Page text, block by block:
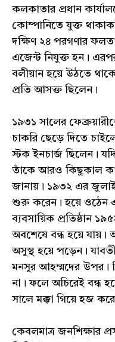
কলকাতার প্রধান
কোম্পানিতে যুক্ত
দক্ষিণ ২৪ পরগণার
এজেন্ট নিযুক্ত হন।
বলীয়ান হয়ে উঠতে
প্রতি আসক্ত ছিলেন।
১৯৩১ সালের
চাকরি ছেড়ে দিতে
স্টক ইনচার্জ ছিলেন।
তাঁকে আরও কিছুকাল
জানায়। ১৯৩২ এর
শুরু করেন। হয়ে ওঠেন
ব্যবসায়িক প্রতিষ্ঠান
অবশেষে বন্ধ হয়ে
অসুস্থ হয়ে পড়েন।
মনসুর আহম্মদের উপর।
না। ফলে অচিরেই বন্ধ
সালে মক্কা গিয়ে হজ
কেবলমাত্র জনশিক্ষার